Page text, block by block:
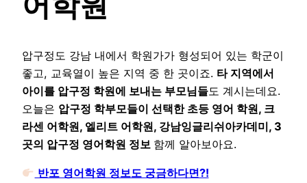
압구정도 강남 내에서 학원가가 형성되어 있는 학군이
좋고, 교육열이 높은 지역 중 한 곳이죠. 타 지역에서
아이를 압구정 학원에 보내는 부모님들도 계시는데요.
오늘은 압구정 학부모들이 선택한 초등 영어 학원, 크
라센 어학원, 엘리트 어학원, 강남잉글리쉬아카데미, 3
곳의 압구정 영어학원 정보 함께 알아보아요.
반포 영어학원 정보도 궁금하다면?!